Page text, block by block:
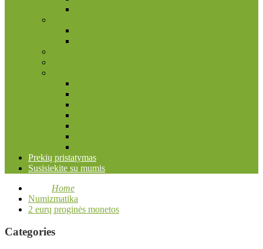
Prekių pristatymas
Susisiekite su mumis
Home
Numizmatika
2 eurų proginės monetos
Categories